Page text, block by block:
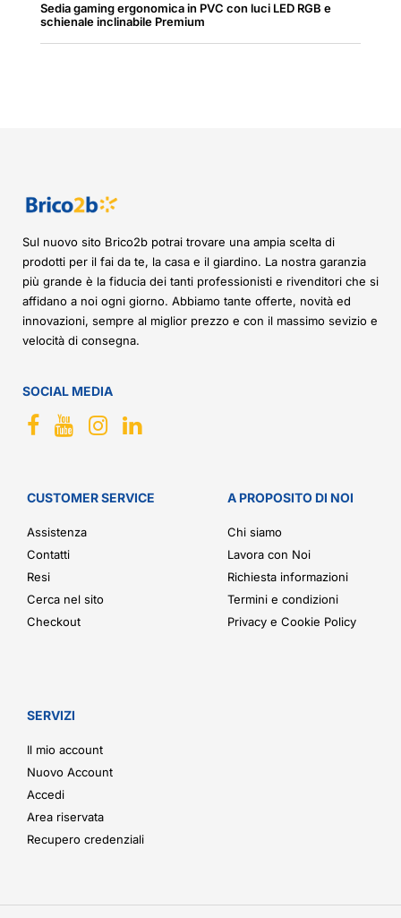
Sedia gaming ergonomica in PVC con luci LED RGB e
schienale inclinabile Premium
Sul nuovo sito Brico2b potrai trovare una ampia scelta di
prodotti per il fai da te, la casa e il giardino. La nostra garanzia
più grande è la fiducia dei tanti professionisti e rivenditori che si
affidano a noi ogni giorno. Abbiamo tante offerte, novità ed
innovazioni, sempre al miglior prezzo e con il massimo sevizio e
velocità di consegna.
SOCIAL MEDIA
CUSTOMER SERVICE
Assistenza
Contatti
Resi
Cerca nel sito
Checkout
A PROPOSITO DI NOI
Chi siamo
Lavora con Noi
Richiesta informazioni
Termini e condizioni
Privacy e Cookie Policy
SERVIZI
Il mio account
Nuovo Account
Accedi
Area riservata
Recupero credenziali